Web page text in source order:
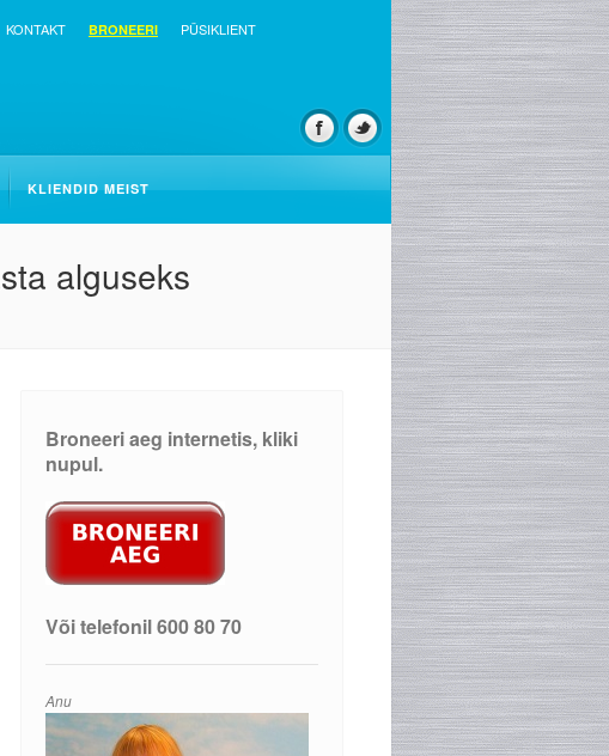
KONTAKT BRONEERI PÜSIKLIENT
KLIENDID MEIST
alguseks
Broneeri aeg internetis, kliki
nupul.
Või telefonil 600 80 70
Anu